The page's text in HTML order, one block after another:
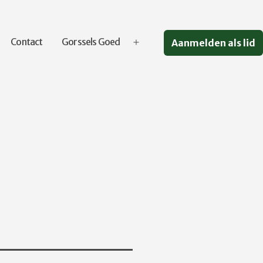
Contact Gorssels Goed
Open
Aanmelden als lid